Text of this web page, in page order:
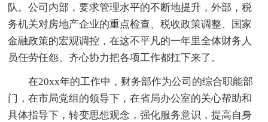
队。公司内部，要求管理水平的不断地提升，外部，税
务机关对房地产企业的重点检查、税收政策调整、国家
金融政策的宏观调控，在这不平凡的一年里全体财务人
员任劳任怨、齐心协力把各项工作都扛下来了。
在20xx年的工作中，财务部作为公司的综合职能部
门，在市局党组的领导下，在省局办公室的关心帮助和
具体指导下，转变思想观念，强化服务意识，提高自身